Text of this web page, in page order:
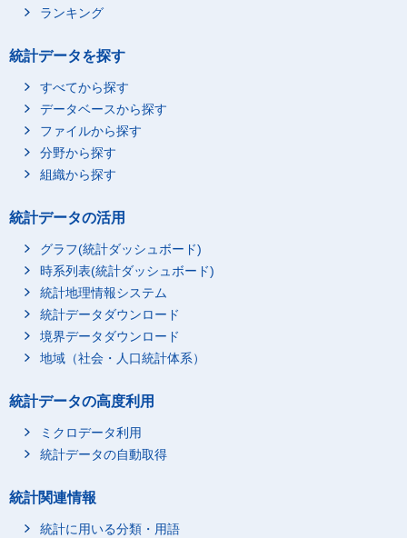
ランキング
統計データを探す
すべてから探す
データベースから探す
ファイルから探す
分野から探す
組織から探す
統計データの活用
グラフ(統計ダッシュボード)
時系列表(統計ダッシュボード)
統計地理情報システム
統計データダウンロード
境界データダウンロード
地域（社会・人口統計体系）
統計データの高度利用
ミクロデータ利用
統計データの自動取得
統計関連情報
統計に用いる分類・用語